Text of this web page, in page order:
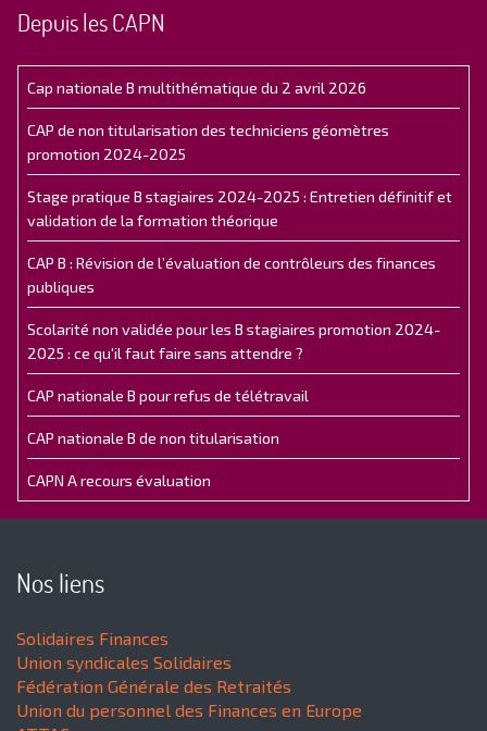
Depuis les CAPN
Cap nationale B multithématique du 2 avril 2026
CAP de non titularisation des techniciens géomètres
promotion 2024-2025
Stage pratique B stagiaires 2024-2025 : Entretien définitif et
validation de la formation théorique
CAP B : Révision de l’évaluation de contrôleurs des finances
publiques
Scolarité non validée pour les B stagiaires promotion 2024-
2025 : ce qu'il faut faire sans attendre ?
CAP nationale B pour refus de télétravail
CAP nationale B de non titularisation
CAPN A recours évaluation
Nos liens
Solidaires Finances
Union syndicales Solidaires
Fédération Générale des Retraités
Union du personnel des Finances en Europe